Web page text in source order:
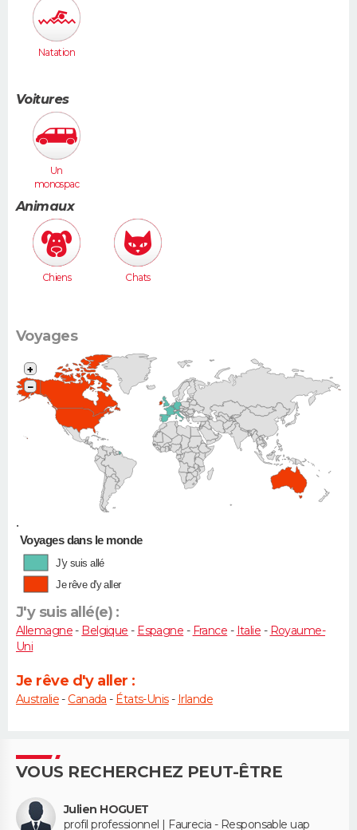
Natation
Voitures
Un
monospac
e (Espace,
Scénic,
Xsara
Picasso...)
Animaux
Chiens Chats
Voyages
•
+
−
Voyages dans le monde
J'y suis allé
Je rêve d'y aller
J'y suis allé(e) :
Allemagne- Belgique - Espagne - France - Italie - Royaume-
Uni
Je rêve d'y aller :
Australie- Canada - États-Unis- Irlande
VOUS RECHERCHEZ PEUT-ÊTRE
Julien HOGUET
profil professionnel | Faurecia - Responsable uap